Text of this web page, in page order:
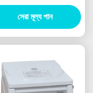
5000rpm/300ml-
এ কম গতির সেন্ট্রিফিউজ
সেরা মূল্য পান